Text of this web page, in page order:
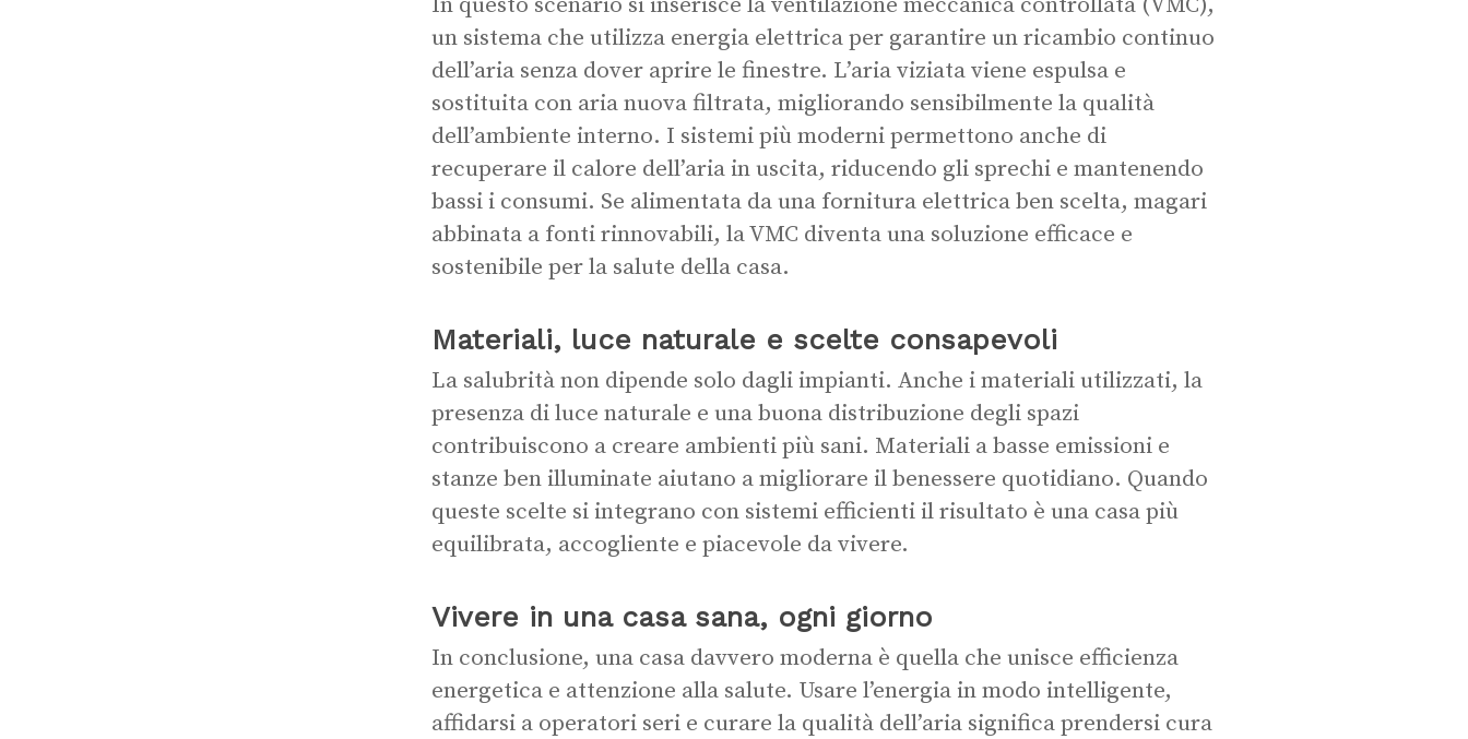
un sistema che utilizza energia elettrica per garantire un ricambio continuo
dell’aria senza dover aprire le finestre. L’aria viziata viene espulsa e
sostituita con aria nuova filtrata, migliorando sensibilmente la qualità
dell’ambiente interno. I sistemi più moderni permettono anche di
recuperare il calore dell’aria in uscita, riducendo gli sprechi e mantenendo
bassi i consumi. Se alimentata da una fornitura elettrica ben scelta, magari
abbinata a fonti rinnovabili, la VMC diventa una soluzione efficace e
sostenibile per la salute della casa.
Materiali, luce naturale e scelte consapevoli
La salubrità non dipende solo dagli impianti. Anche i materiali utilizzati, la
presenza di luce naturale e una buona distribuzione degli spazi
contribuiscono a creare ambienti più sani. Materiali a basse emissioni e
stanze ben illuminate aiutano a migliorare il benessere quotidiano. Quando
queste scelte si integrano con sistemi efficienti il risultato è una casa più
equilibrata, accogliente e piacevole da vivere.
Vivere in una casa sana, ogni giorno
In conclusione, una casa davvero moderna è quella che unisce efficienza
energetica e attenzione alla salute. Usare l’energia in modo intelligente,
affidarsi a operatori seri e curare la qualità dell’aria significa prendersi cura